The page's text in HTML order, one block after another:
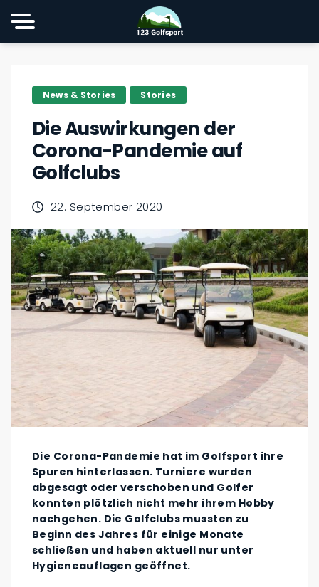
News & Stories Stories
Die Auswirkungen der
Corona-Pandemie auf
Golfclubs
22. September 2020
Die Corona-Pandemie hat im Golfsport ihre
Spuren hinterlassen. Turniere wurden
abgesagt oder verschoben und Golfer
konnten plötzlich nicht mehr ihrem Hobby
nachgehen. Die Golfclubs mussten zu
Beginn des Jahres für einige Monate
schließen und haben aktuell nur unter
Hygieneauflagen geöffnet.